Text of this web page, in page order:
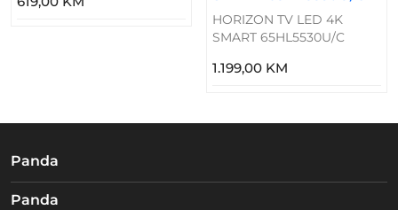
HORIZON TV LED 4K
SMART 65HL5530U/C
1.199,00 KM
Panda
Panda